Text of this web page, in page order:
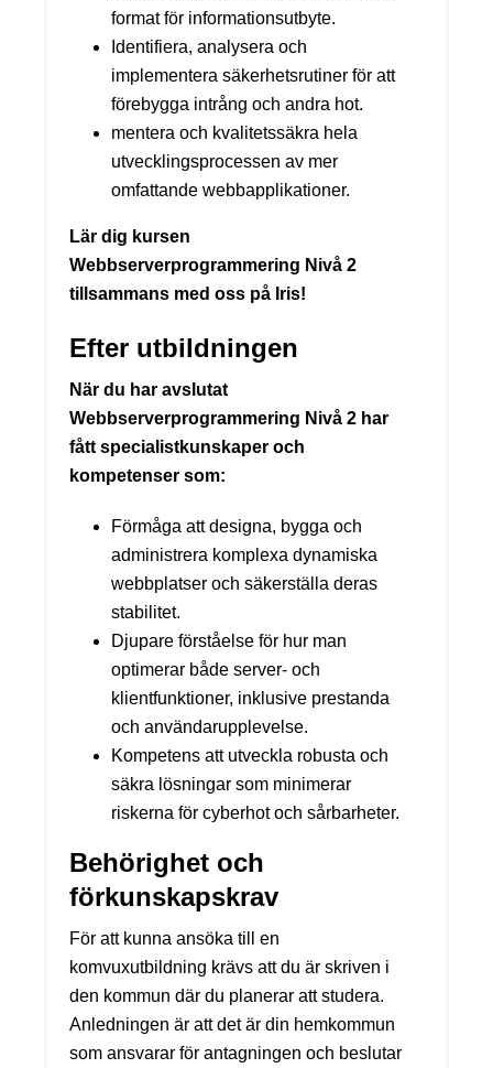
format för informationsutbyte.
Identifiera, analysera och
implementera säkerhetsrutiner för att
förebygga intrång och andra hot.
mentera och kvalitetssäkra hela
utvecklingsprocessen av mer
omfattande webbapplikationer.
Lär dig kursen
Webbserverprogrammering Nivå 2
tillsammans med oss på Iris!
Efter utbildningen
När du har avslutat
Webbserverprogrammering Nivå 2 har
fått specialistkunskaper och
kompetenser som:
Förmåga att designa, bygga och
administrera komplexa dynamiska
webbplatser och säkerställa deras
stabilitet.
Djupare förståelse för hur man
optimerar både server- och
klientfunktioner, inklusive prestanda
och användarupplevelse.
Kompetens att utveckla robusta och
säkra lösningar som minimerar
riskerna för cyberhot och sårbarheter.
Behörighet och
förkunskapskrav
För att kunna ansöka till en
komvuxutbildning krävs att du är skriven i
den kommun där du planerar att studera.
Anledningen är att det är din hemkommun
som ansvarar för antagningen och beslutar